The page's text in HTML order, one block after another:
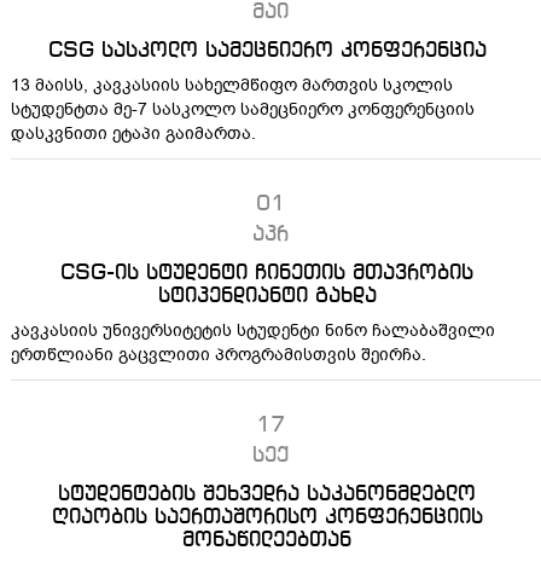
მაი
CSG სასკოლო სამეცნიერო კონფერენცია
13 მაისს, კავკასიის სახელმწიფო მართვის სკოლის
სტუდენტთა მე-7 სასკოლო სამეცნიერო კონფერენციის
დასკვნითი ეტაპი გაიმართა.
01
აპრ
CSG-ის სტუდენტი ჩინეთის მთავრობის
სტიპენდიანტი გახდა
კავკასიის უნივერსიტეტის სტუდენტი ნინო ჩალაბაშვილი
ერთწლიანი გაცვლითი პროგრამისთვის შეირჩა.
17
სექ
სტუდენტების შეხვედრა საკანონმდებლო
ღიაობის საერთაშორისო კონფერენციის
მონაწილეებთან